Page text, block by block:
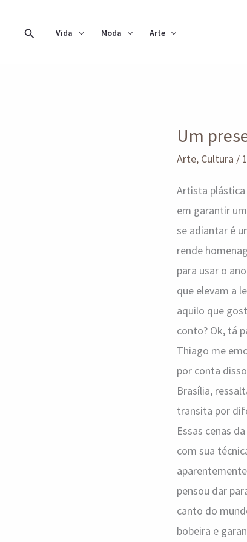
Pesquisar
Vida Moda Arte
Um
Arte, Cultura /
Artista plástica
em garantir
se adiantar é
rende
para usar o
que elevam a
aquilo que
conto? Ok, tá
Thiago me
por conta
Brasília,
transita por
Essas cenas
com sua
pensou dar
canto do
bobeira e
presente
para
os
dias
de
2024